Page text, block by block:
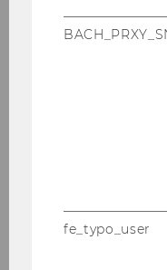
Vi­ra­li­tät von
in So­cial
Me­la­nie Clegg‘s
chen vor allem
mung von
ob, warum und
brau­cher be­reit
fe_typo_user